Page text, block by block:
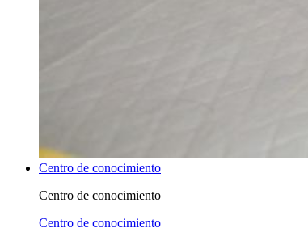
Centro de conocimiento
Centro de conocimiento
Centro de conocimiento